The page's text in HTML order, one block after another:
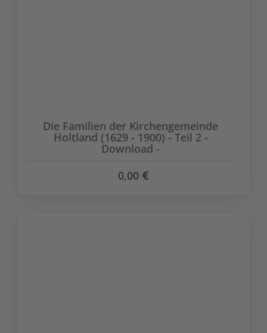
Die Familien der Kirchengemeinde
Holtland (1629 - 1900) - Teil 2 -
Download -
0,00